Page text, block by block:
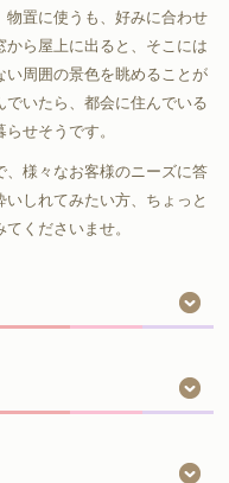
置に使うも、好みに合わせ
ら屋上に出ると、そこには
周囲の景色を眺めることが
いたら、都会に住んでいる
せそうです。
様々なお客様のニーズに答
しれてみたい方、ちょっと
くださいませ。